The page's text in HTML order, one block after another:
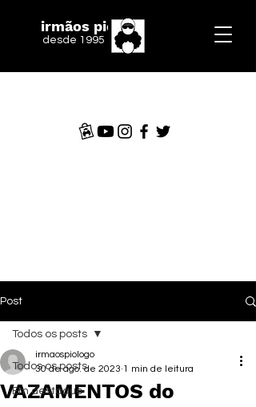
irmãos piologo
desde 1995
Post
Todos os posts
Em destaque
Todos os posts
VAZAMENTOS do
irmaospiologo
30 de ago. de 2023 1 min de leitura